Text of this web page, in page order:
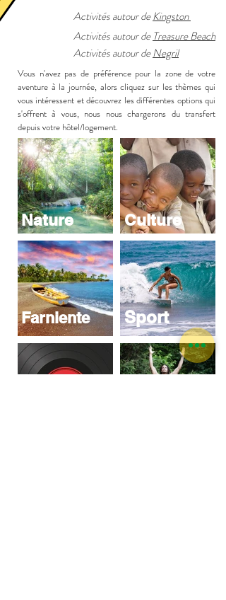
Nature Culture
Farniente Sport
Vous n'avez pas de préférence pour la zone de votre
aventure à la journée, alors cliquez sur les thèmes qui
vous intéressent et découvrez les différentes options qui
s'offrent à vous, nous nous chargerons du transfert
depuis votre hôtel/logement.
Activitésautour deKingston
Activitésautour deTreasure Beach
Activitésautour deNegril